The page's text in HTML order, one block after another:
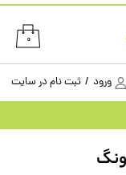
۰
ورود / ثبت نام در سایت